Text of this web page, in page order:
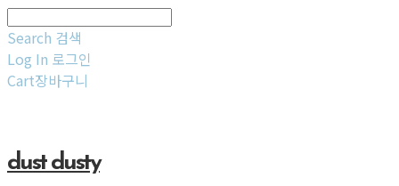
Search 검색
Log In 로그인
Cart장바구니
dust dusty